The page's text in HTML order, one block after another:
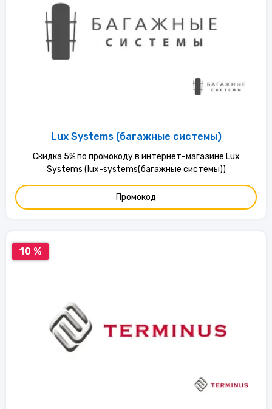
Lux Systems (багажные системы)
Скидка 5% по промокоду в интернет-магазине Lux
Systems (lux-systems(багажные системы))
Промокод
10 %